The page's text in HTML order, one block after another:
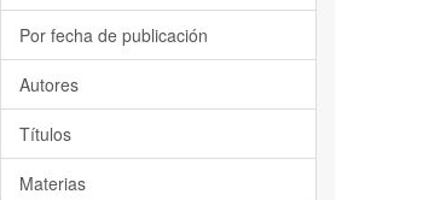
Por fecha de publicación
Autores
Títulos
Materias